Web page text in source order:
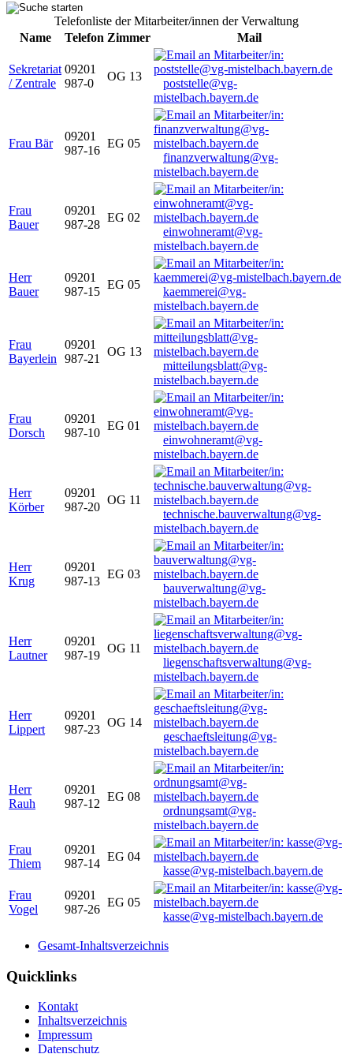
Telefonliste der Mitarbeiter/innen der Verwaltung
Name
Telefon Zimmer Mail
Sekretariat
/ Zentrale
09201
987-0
OG 13
poststelle@vg-
mistelbach.bayern.de
Frau Bär
09201
987-16
EG 05
finanzverwaltung@vg-
mistelbach.bayern.de
Frau
Bauer
09201
987-28
EG 02
einwohneramt@vg-
mistelbach.bayern.de
Herr
Bauer
09201
987-15
EG 05
kaemmerei@vg-
mistelbach.bayern.de
Frau
Bayerlein
09201
987-21
OG 13
mitteilungsblatt@vg-
mistelbach.bayern.de
Frau
Dorsch
09201
987-10
EG 01
einwohneramt@vg-
mistelbach.bayern.de
Herr
Körber
09201
987-20
OG 11
technische.bauverwaltung@vg-
mistelbach.bayern.de
Herr
Krug
09201
987-13
EG 03
bauverwaltung@vg-
mistelbach.bayern.de
Herr
Lautner
09201
987-19
OG 11
liegenschaftsverwaltung@vg-
mistelbach.bayern.de
Herr
Lippert
09201
987-23
OG 14
geschaeftsleitung@vg-
mistelbach.bayern.de
Herr
Rauh
09201
987-12
EG 08
ordnungsamt@vg-
mistelbach.bayern.de
Frau
Thiem
09201
987-14
EG 04
kasse@vg-mistelbach.bayern.de
Frau
Vogel
09201
987-26
EG 05
kasse@vg-mistelbach.bayern.de
Gesamt-Inhaltsverzeichnis
Quicklinks
Kontakt
Inhaltsverzeichnis
Impressum
Datenschutz